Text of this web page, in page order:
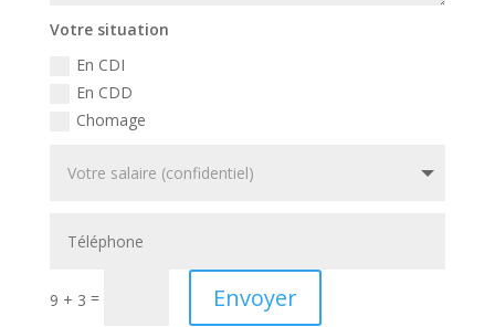
Votre situation
En CDI
En CDD
Chomage
9 + 3 = Envoyer